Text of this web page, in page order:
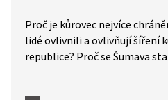
Proč je kůrovec nejvíce
lidé ovlivnili a ovlivňují šíření
republice? Proč se Šumava